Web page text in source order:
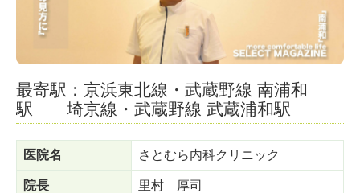
最寄駅：京浜東北線・武蔵野線 南浦和
駅 埼京線・武蔵野線 武蔵浦和駅
医院名 さとむら内科クリニック
院長 里村 厚司